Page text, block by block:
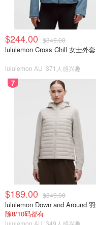
$244.00 $349.00
lululemon Cross Chill 女士外套
lululemon AU 371人感兴趣
7
$189.00 $349.00
除8/10码都有
lululemon AU 349人感兴趣